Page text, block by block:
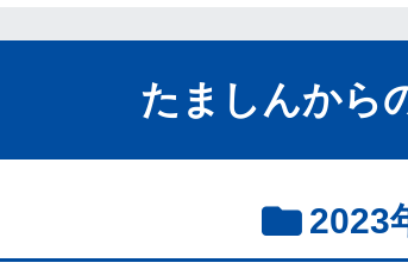
たましんから
2023